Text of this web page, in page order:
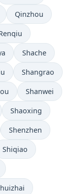
Qinzhou
Shache
Shangrao
Shanwei
Shaoxing
Shenzhen
Shiqiao